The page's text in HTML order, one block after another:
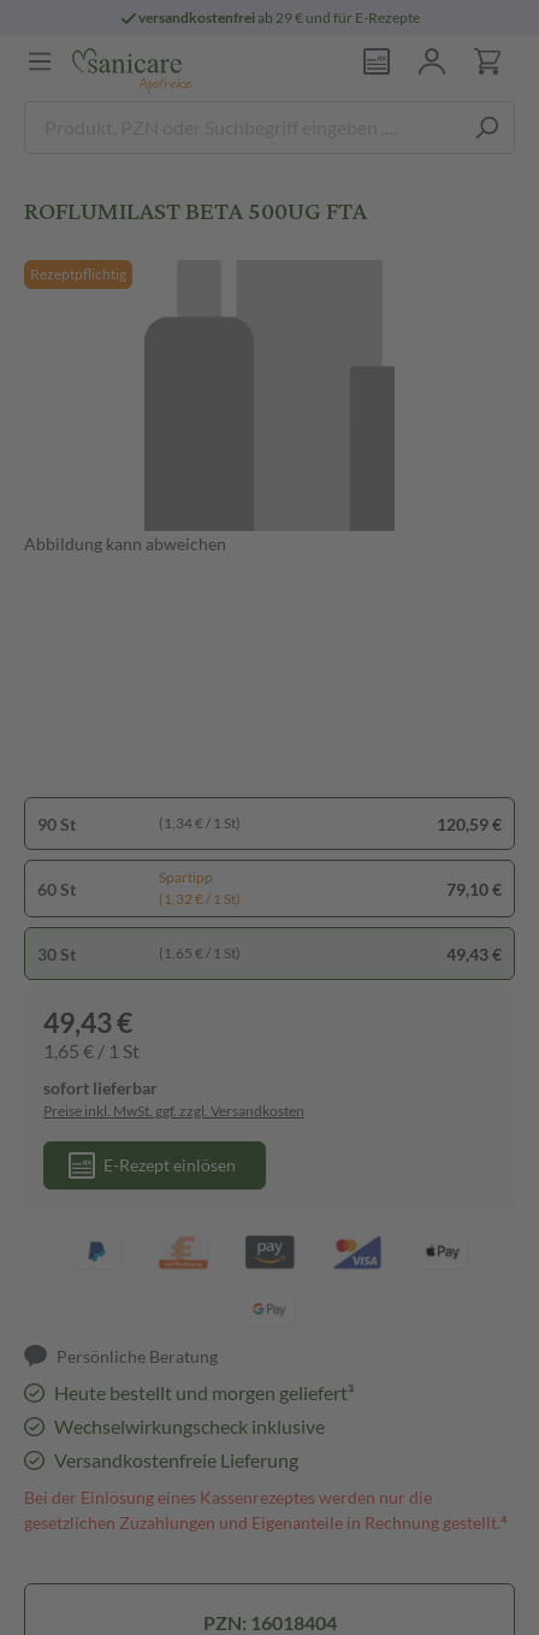
versandkostenfreiab 29 € und für E-Rezepte
ROFLUMILAST BETA 500UG FTA
Rezeptpflichtig
Abbildung kann abweichen
90 St (1,34 € / 1 St) 120,59 €
60 St
Spartipp
(1,32 € / 1 St)
79,10 €
30 St (1,65 € / 1 St) 49,43 €
49,43 €
1,65 € / 1 St
sofort lieferbar
Preise inkl. MwSt. ggf. zzgl. Versandkosten
E-Rezept einlösen
Persönliche Beratung
Heute bestellt und morgen geliefert³
Wechselwirkungscheck inklusive
Versandkostenfreie Lieferung
Bei der Einlösung eines Kassenrezeptes werden nur die
gesetzlichen Zuzahlungen und Eigenanteile in Rechnung gestellt.⁴
PZN: 16018404